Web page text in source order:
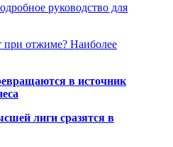
руководство для
при отжиме? Наиболее
в источник
лиги сразятся в